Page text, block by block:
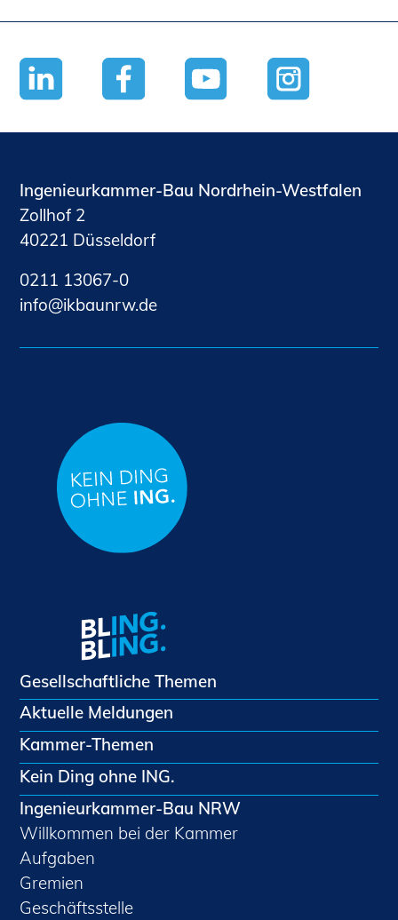
Ingenieurkammer-Bau Nordrhein-Westfalen
Zollhof 2
40221 Düsseldorf
0211 13067-0
nf
kb nrwd
Gesellschaftliche Themen
Aktuelle Meldungen
Kammer-Themen
Kein Ding ohne ING.
Ingenieurkammer-Bau NRW
Willkommen bei der Kammer
Aufgaben
Gremien
Geschäftsstelle